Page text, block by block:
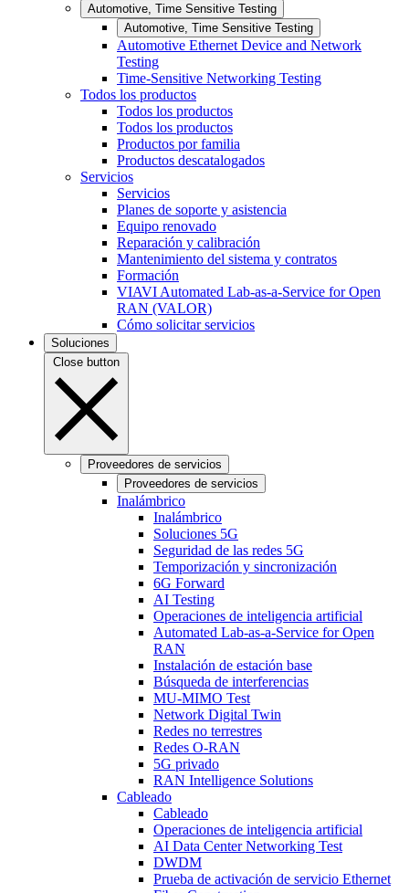
Automotive, Time Sensitive Testing
Automotive, Time Sensitive Testing
Automotive Ethernet Device and Network
Testing
Time-Sensitive Networking Testing
Todos los productos
Todos los productos
Todos los productos
Productos por familia
Productos descatalogados
Servicios
Servicios
Planes de soporte y asistencia
Equipo renovado
Reparación y calibración
Mantenimiento del sistema y contratos
Formación
VIAVI Automated Lab-as-a-Service for Open
RAN (VALOR)
Cómo solicitar servicios
Soluciones
Close button
Proveedores de servicios
Proveedores de servicios
Inalámbrico
Inalámbrico
Soluciones 5G
Seguridad de las redes 5G
Temporización y sincronización
6G Forward
AI Testing
Operaciones de inteligencia artificial
Automated Lab-as-a-Service for Open
RAN
Instalación de estación base
Búsqueda de interferencias
MU-MIMO Test
Network Digital Twin
Redes no terrestres
Redes O-RAN
5G privado
RAN Intelligence Solutions
Cableado
Cableado
Operaciones de inteligencia artificial
AI Data Center Networking Test
DWDM
Prueba de activación de servicio Ethernet